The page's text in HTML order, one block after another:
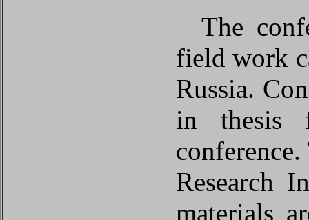
The
field work
Russia.
in thesis
Research
materials